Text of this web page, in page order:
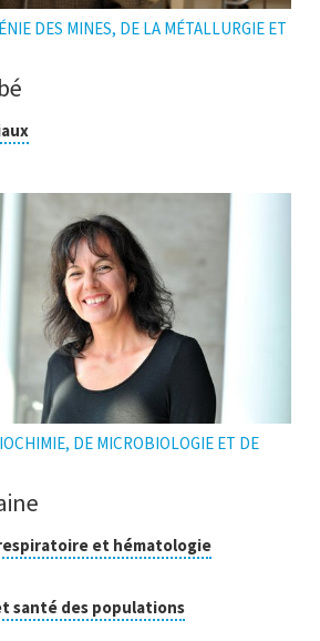
DES MINES, DE LA MÉTALLURGIE ET
Cliquer
pour
l'infobulle
DE MICROBIOLOGIE ET DE
et hématologieCliquer
pour
santé des populationsCliquer
pour